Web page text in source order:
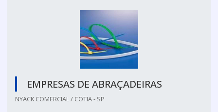
EMPRESAS DE ABRAÇADEIRAS
NYACK COMERCIAL / COTIA - SP